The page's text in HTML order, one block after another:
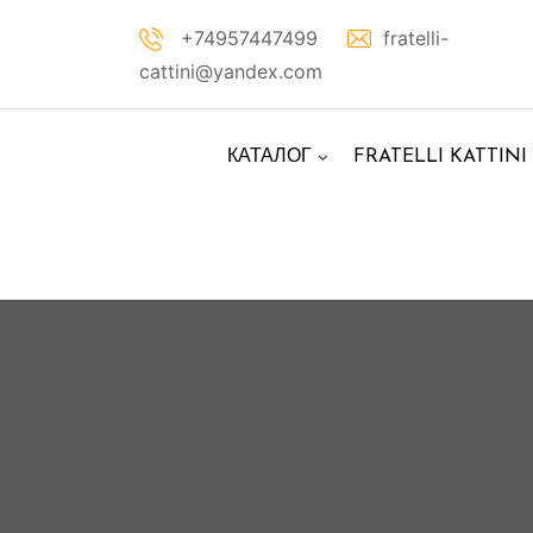
+74957447499
fratelli-
cattini@yandex.com
КАТАЛОГ FRATELLI KATTINI